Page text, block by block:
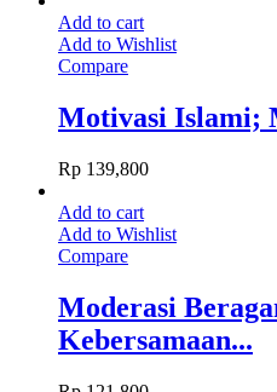
Add to cart
Add to Wishlist
Compare
Motivasi Islami;
Rp 139,800
Add to cart
Add to Wishlist
Compare
Moderasi
Kebersamaan...